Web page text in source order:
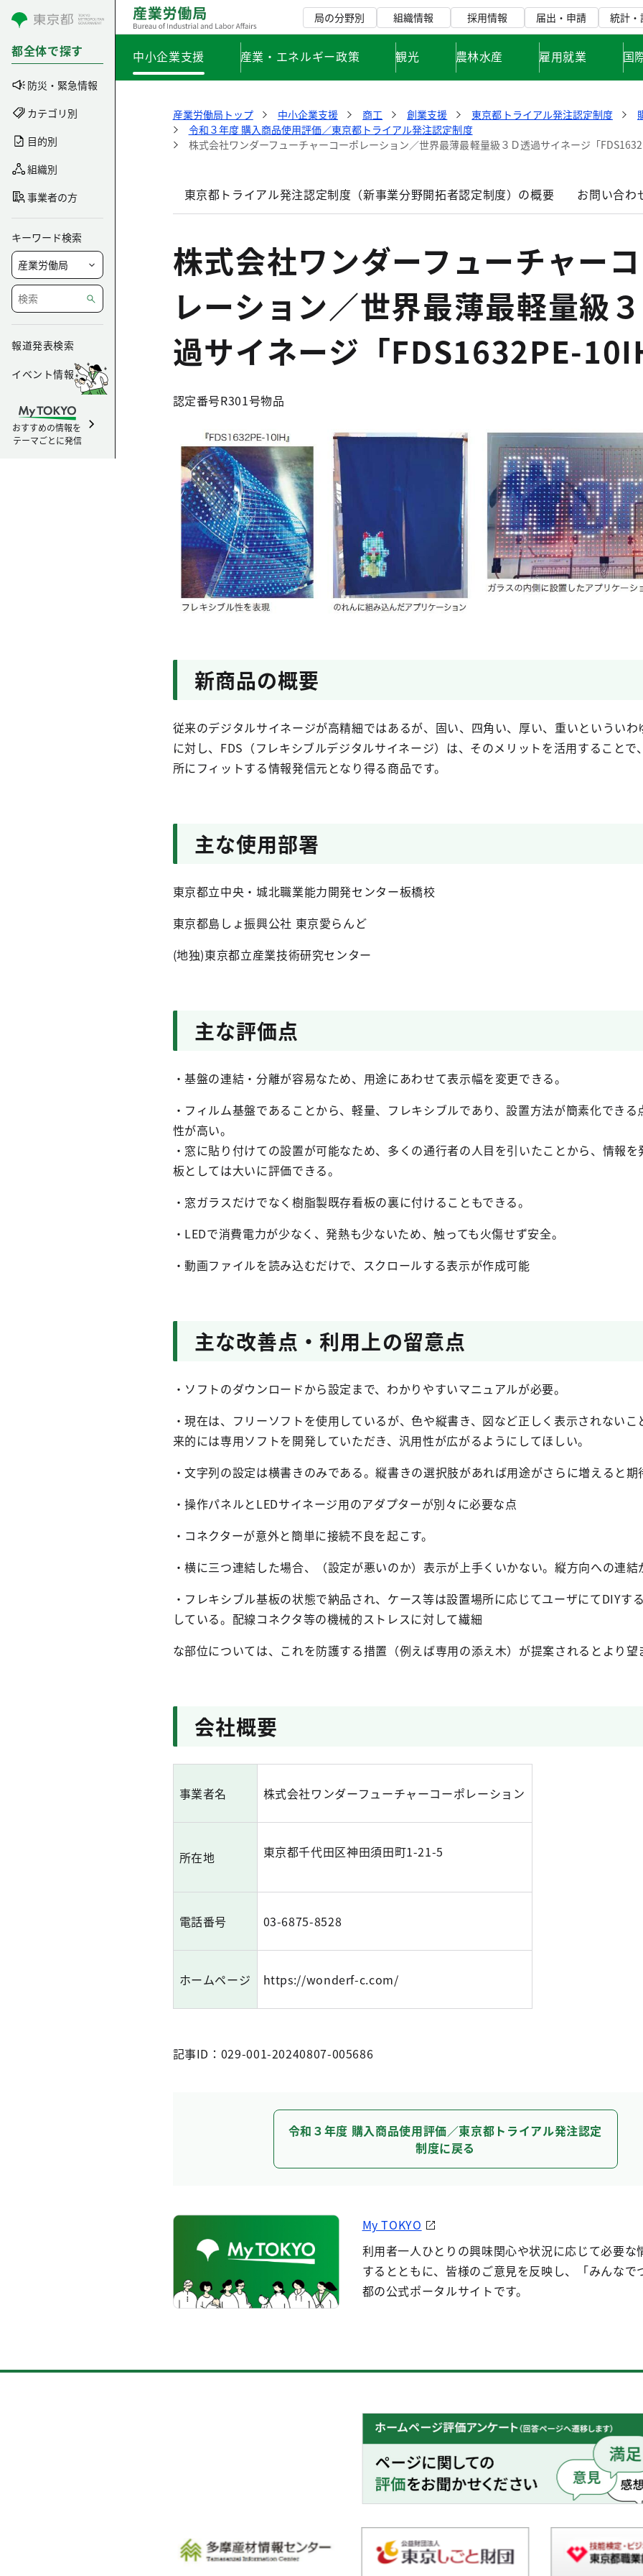
コンテンツにスキップ
都全体で探す
防災・緊急情報
カテゴリ別
目的別
組織別
事業者の方
キーワード検索
報道発表検索
イベント情報
おすすめの情報を
テーマごとに発信
局の分野別 組織情報 採用情報 届出・申請 統計・
中小企業支援 産業・エネルギー政策 観光 農林水産 雇用就業 国
産業労働局トップ 中小企業支援 商工 創業支援 東京都トライアル発注認定制度
令和３年度 購入商品使用評価／東京都トライアル発注認定制度
株式会社ワンダーフューチャーコーポレーション／世界最薄最軽量級３Ｄ透過サイネージ「
東京都トライアル発注認定制度（新事業分野開拓者認定制度）の概要 お問い合わ
株式会社ワンダーフューチャー
レーション／世界最薄最軽量級
過サイネージ「FDS1632PE-
認定番号R301号物品
新商品の概要
従来のデジタルサイネージが高精細ではあるが、固い、四角い、厚い、重いといういわ
に対し、FDS（フレキシブルデジタルサイネージ）は、そのメリットを活用することで
所にフィットする情報発信元となり得る商品です。
主な使用部署
東京都立中央・城北職業能力開発センター板橋校
東京都島しょ振興公社 東京愛らんど
(地独)東京都立産業技術研究センター
主な評価点
・基盤の連結・分離が容易なため、用途にあわせて表示幅を変更できる。
・フィルム基盤であることから、軽量、フレキシブルであり、設置方法が簡素化できる
性が高い。
・窓に貼り付けての設置が可能なため、多くの通行者の人目を引いたことから、情報
板としては大いに評価できる。
・窓ガラスだけでなく樹脂製既存看板の裏に付けることもできる。
・LEDで消費電力が少なく、発熱も少ないため、触っても火傷せず安全。
・動画ファイルを読み込むだけで、スクロールする表示が作成可能
主な改善点・利用上の留意点
・ソフトのダウンロードから設定まで、わかりやすいマニュアルが必要。
・現在は、フリーソフトを使用しているが、色や縦書き、図など正しく表示されないこ
来的には専用ソフトを開発していただき、 汎用性が広がるようにしてほしい。
・文字列の設定は横書きのみである。縦書きの選択肢があれば用途がさらに増えると
・操作パネルとLEDサイネージ用のアダプターが別々に必要な点
・コネクターが意外と簡単に接続不良を起こす。
・横に三つ連結した場合、（設定が悪いのか）表示が上手くいかない。縦方向への連
・フレキシブル基板の状態で納品され、ケース等は設置場所に応じてユーザにてDIYす
している。配線コネクタ等の機械的ストレスに対して繊細
な部位については、これを防護する措置（例えば専用の添え木）が提案されるとより望
会社概要
事業者名 株式会社ワンダーフューチャーコーポレーション
所在地 東京都千代田区神田須田町1-21-5
電話番号 03-6875-8528
ホームページ https://wonderf-c.com/
記事ID：029-001-20240807-005686
令和３年度 購入商品使用評価／東京都トライアル発注認定
制度に戻る
My TOKYO
利用者一人ひとりの興味関心や状況に応じて必要な
するとともに、皆様のご意見を反映し、「みんなで
都の公式ポータルサイトです。